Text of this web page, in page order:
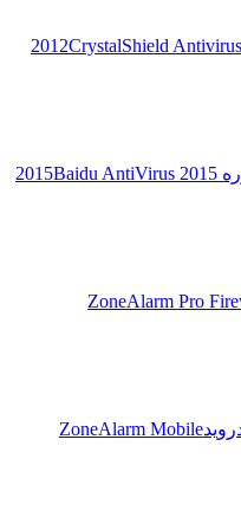
CrystalShield
Baidu AntiVirus
ZoneAlarm
ZoneAlarm